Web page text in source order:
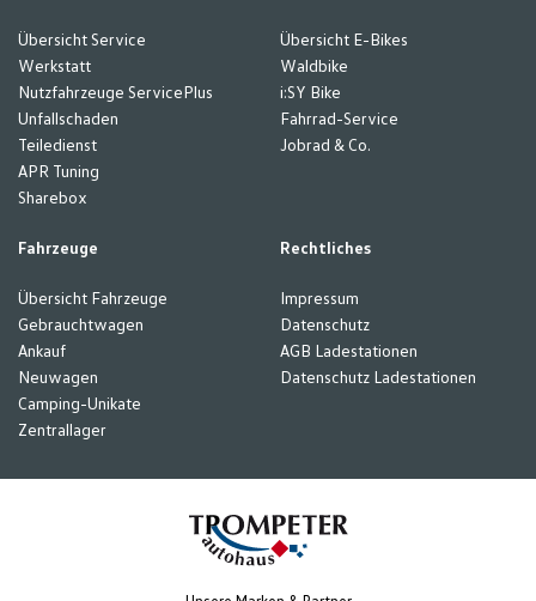
Übersicht Service
Werkstatt
Nutzfahrzeuge ServicePlus
Unfallschaden
Teiledienst
APR Tuning
Sharebox
Übersicht E-Bikes
Waldbike
i:SY Bike
Fahrrad-Service
Jobrad & Co.
Fahrzeuge
Übersicht Fahrzeuge
Gebrauchtwagen
Ankauf
Neuwagen
Camping-Unikate
Zentrallager
Rechtliches
Impressum
Datenschutz
AGB Ladestationen
Datenschutz Ladestationen